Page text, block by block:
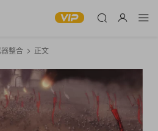
整合 正文